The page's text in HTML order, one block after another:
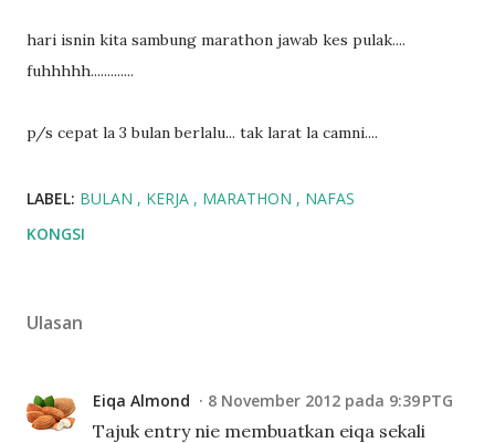
hari isnin kita sambung marathon jawab kes pulak....
fuhhhhh.............
p/s cepat la 3 bulan berlalu... tak larat la camni....
LABEL: BULAN KERJA MARATHON
NAFAS
KONGSI
Ulasan
Eiqa Almond 8 November 2012 pada 9:39 PTG
Tajuk entry nie membuatkan eiqa sekali